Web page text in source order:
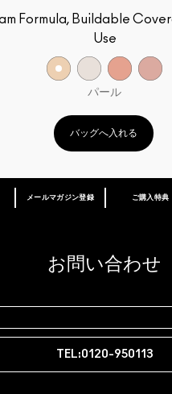
Use
パール
バッグへ入れる
M･A･Cラバー ロイヤ
回購入時に10%OFF
メールマガジン登録 ご購入特典
お問い合わせ
TEL:0120-950113